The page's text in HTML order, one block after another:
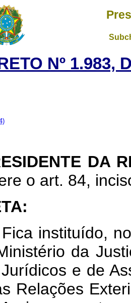
Nº 1.983,
DA
o art. 84,
instituído,
da
e de
Relações